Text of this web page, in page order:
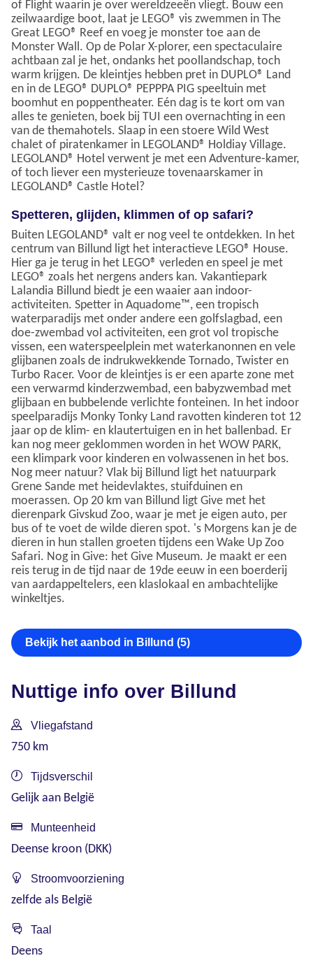
of Flight waarin je over wereldzeeën vliegt. Bouw een
zeilwaardige boot, laat je LEGO® vis zwemmen in The
Great LEGO® Reef en voeg je monster toe aan de
Monster Wall. Op de Polar X-plorer, een spectaculaire
achtbaan zal je het, ondanks het poollandschap, toch
warm krijgen. De kleintjes hebben pret in DUPLO® Land
en in de LEGO® DUPLO® PEPPPA PIG speeltuin met
boomhut en poppentheater. Eén dag is te kort om van
alles te genieten, boek bij TUI een overnachting in een
van de themahotels. Slaap in een stoere Wild West
chalet of piratenkamer in LEGOLAND® Holdiay Village.
LEGOLAND® Hotel verwent je met een Adventure-kamer,
of toch liever een mysterieuze tovenaarskamer in
LEGOLAND® Castle Hotel?
Spetteren, glijden, klimmen of op safari?
Buiten LEGOLAND® valt er nog veel te ontdekken. In het
centrum van Billund ligt het interactieve LEGO® House.
Hier ga je terug in het LEGO® verleden en speel je met
LEGO® zoals het nergens anders kan. Vakantiepark
Lalandia Billund biedt je een waaier aan indoor-
activiteiten. Spetter in Aquadome™, een tropisch
waterparadijs met onder andere een golfslagbad, een
doe-zwembad vol activiteiten, een grot vol tropische
vissen, een waterspeelplein met waterkanonnen en vele
glijbanen zoals de indrukwekkende Tornado, Twister en
Turbo Racer. Voor de kleintjes is er een aparte zone met
een verwarmd kinderzwembad, een babyzwembad met
glijbaan en bubbelende verlichte fonteinen. In het indoor
speelparadijs Monky Tonky Land ravotten kinderen tot 12
jaar op de klim- en klautertuigen en in het ballenbad. Er
kan nog meer geklommen worden in het WOW PARK,
een klimpark voor kinderen en volwassenen in het bos.
Nog meer natuur? Vlak bij Billund ligt het natuurpark
Grene Sande met heidevlaktes, stuifduinen en
moerassen. Op 20 km van Billund ligt Give met het
dierenpark Givskud Zoo, waar je met je eigen auto, per
bus of te voet de wilde dieren spot. 's Morgens kan je de
dieren in hun stallen groeten tijdens een Wake Up Zoo
Safari. Nog in Give: het Give Museum. Je maakt er een
reis terug in de tijd naar de 19de eeuw in een boerderij
van aardappeltelers, een klaslokaal en ambachtelijke
winkeltjes.
Bekijk het aanbod in Billund (5)
Nuttige info over Billund
Vliegafstand
750 km
Tijdsverschil
Gelijk aan België
Munteenheid
Deense kroon (DKK)
Stroomvoorziening
zelfde als België
Taal
Deens